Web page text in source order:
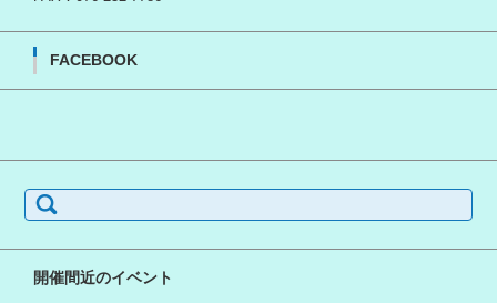
FACEBOOK
索:
開催間近のイベント